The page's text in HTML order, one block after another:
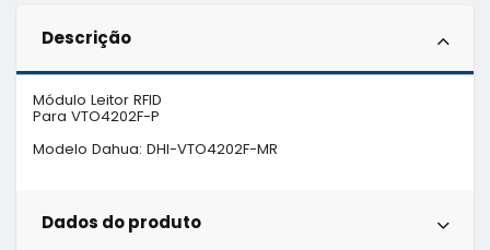
Descrição
Módulo Leitor RFID
Para VTO4202F-P
Modelo Dahua: DHI-VTO4202F-MR
Dados do produto